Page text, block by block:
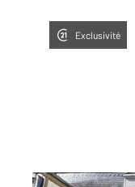
Exclusivité